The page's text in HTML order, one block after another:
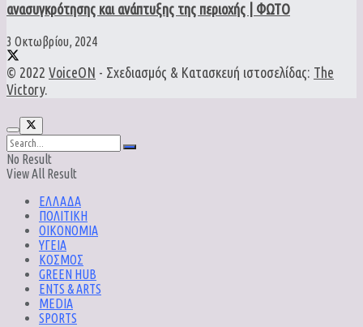
ανασυγκρότησης και ανάπτυξης της περιοχής | ΦΩΤΟ
3 Οκτωβρίου, 2024
© 2022 VoiceON - Σχεδιασμός & Κατασκευή ιστοσελίδας: The
Victory.
No Result
View All Result
ΕΛΛΑΔΑ
ΠΟΛΙΤΙΚΗ
ΟΙΚΟΝΟΜΙΑ
ΥΓΕΙΑ
ΚΟΣΜΟΣ
GREEN HUB
ENTS & ARTS
MEDIA
SPORTS